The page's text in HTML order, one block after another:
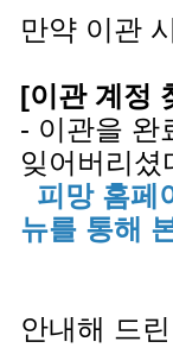
만약 이관
[이관 계정
- 이관을 완
잊어버리셨
피망 홈페
뉴를 통해
안내해 드